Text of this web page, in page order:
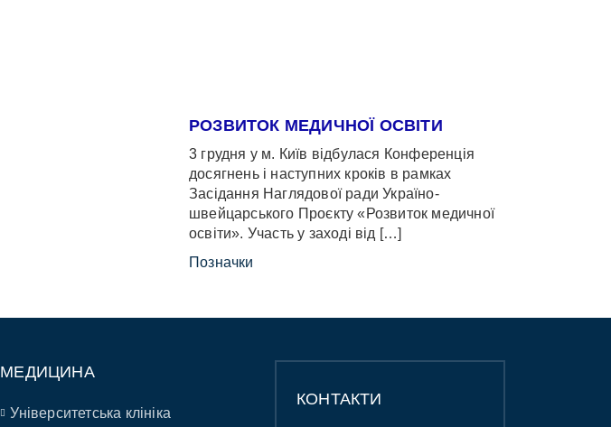
РОЗВИТОК МЕДИЧНОЇ ОСВІТИ
3 грудня у м. Київ відбулася Конференція
досягнень і наступних кроків в рамках
Засідання Наглядової ради Україно-
швейцарського Проєкту «Розвиток медичної
освіти». Участь у заході від […]
Позначки
МЕДИЦИНА
Університетська клініка
КОНТАКТИ